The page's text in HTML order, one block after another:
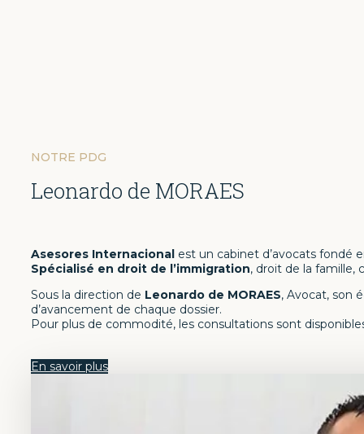
NOTRE PDG
Leonardo de MORAES
Asesores Internacional est un cabinet d’avocats fondé
Spécialisé en droit de l’immigration, droit de la famille,
Sous la direction de Leonardo de MORAES, Avocat, son
d’avancement de chaque dossier.
Pour plus de commodité, les consultations sont
En savoir plus